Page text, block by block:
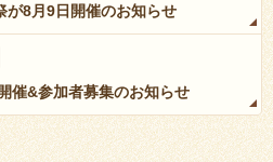
が8月9日開催のお知らせ
催&参加者募集のお知らせ